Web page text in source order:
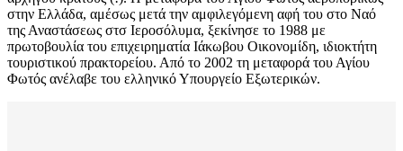
στην Ελλάδα, αμέσως μετά την αμφιλεγόμενη αφή του στο Ναό
της Αναστάσεως στσ Ιεροσόλυμα, ξεκίνησε το 1988 με
πρωτοβουλία του επιχειρηματία Ιάκωβου Οικονομίδη, ιδιοκτήτη
τουριστικού πρακτορείου. Από το 2002 τη μεταφορά του Αγίου
Φωτός ανέλαβε του ελληνικό Υπουργείο Εξωτερικών.